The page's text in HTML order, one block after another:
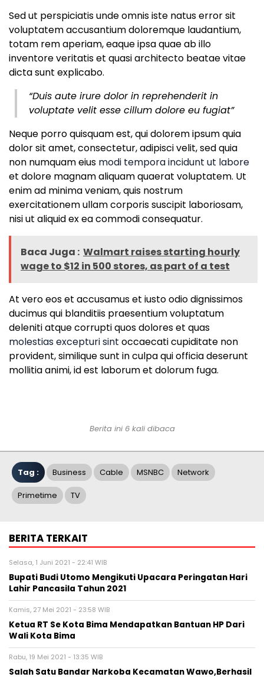
Sed ut perspiciatis unde omnis iste natus error sit
voluptatem accusantium doloremque laudantium,
totam rem aperiam, eaque ipsa quae ab illo
inventore veritatis et quasi architecto beatae vitae
dicta sunt explicabo.
“Duis aute irure dolor in reprehenderit in
voluptate velit esse cillum dolore eu fugiat”
Neque porro quisquam est, qui dolorem ipsum quia
dolor sit amet, consectetur, adipisci velit, sed quia
non numquam eius modi tempora incidunt ut labore
et dolore magnam aliquam quaerat voluptatem. Ut
enim ad minima veniam, quis nostrum
exercitationem ullam corporis suscipit laboriosam,
nisi ut aliquid ex ea commodi consequatur.
Baca Juga : Walmart raises starting hourly
wage to $12 in 500 stores, as part of a test
At vero eos et accusamus et iusto odio dignissimos
ducimus qui blanditiis praesentium voluptatum
deleniti atque corrupti quos dolores et quas
molestias excepturi sint occaecati cupiditate non
provident, similique sunt in culpa qui officia deserunt
mollitia animi, id est laborum et dolorum fuga.
Berita ini 6 kali dibaca
Tag : Business Cable MSNBC Network
Primetime TV
BERITA TERKAIT
Selasa, 1 Juni 2021 - 22:41 WIB
Bupati Budi Utomo Mengikuti Upacara Peringatan Hari
Lahir Pancasila Tahun 2021
Kamis, 27 Mei 2021 - 23:58 WIB
Ketua RT Se Kota Bima Mendapatkan Bantuan HP Dari
Wali Kota Bima
Rabu, 19 Mei 2021 - 13:35 WIB
Salah Satu Bandar Narkoba Kecamatan Wawo,Berhasil